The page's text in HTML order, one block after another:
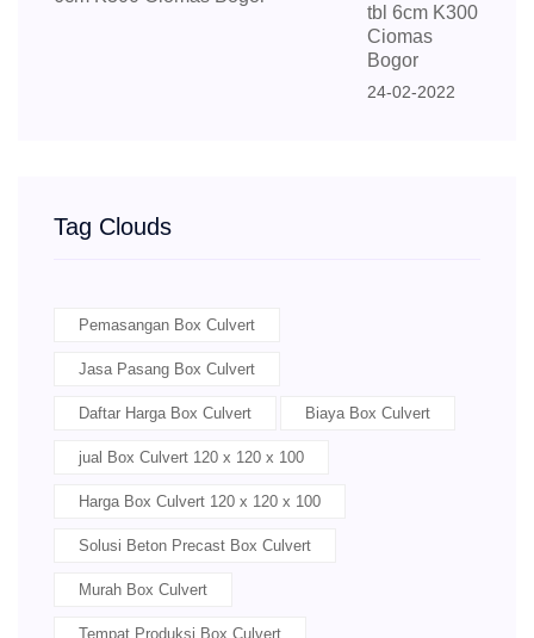
tbl 6cm K300
Ciomas
Bogor
24-02-2022
Tag Clouds
Pemasangan Box Culvert
Jasa Pasang Box Culvert
Daftar Harga Box Culvert Biaya Box Culvert
jual Box Culvert 120 x 120 x 100
Harga Box Culvert 120 x 120 x 100
Solusi Beton Precast Box Culvert
Murah Box Culvert
Tempat Produksi Box Culvert